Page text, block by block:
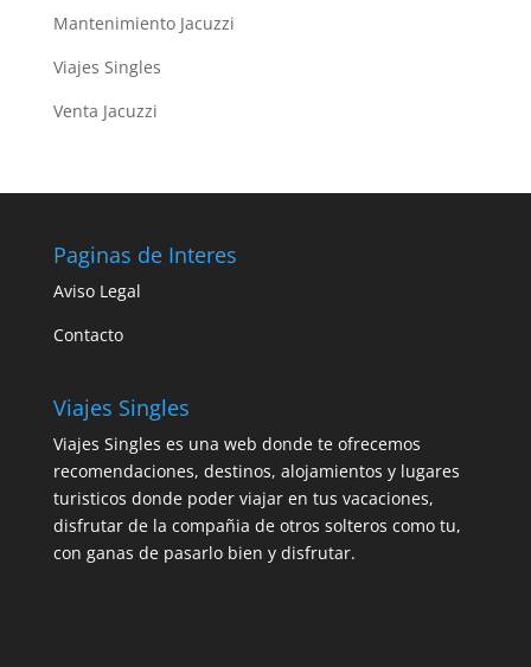
Mantenimiento Jacuzzi
Viajes Singles
Venta Jacuzzi
Paginas de Interes
Aviso Legal
Contacto
Viajes Singles
Viajes Singles es una web donde te ofrecemos
recomendaciones, destinos, alojamientos y lugares
turisticos donde poder viajar en tus vacaciones,
disfrutar de la compañia de otros solteros como tu,
con ganas de pasarlo bien y disfrutar.